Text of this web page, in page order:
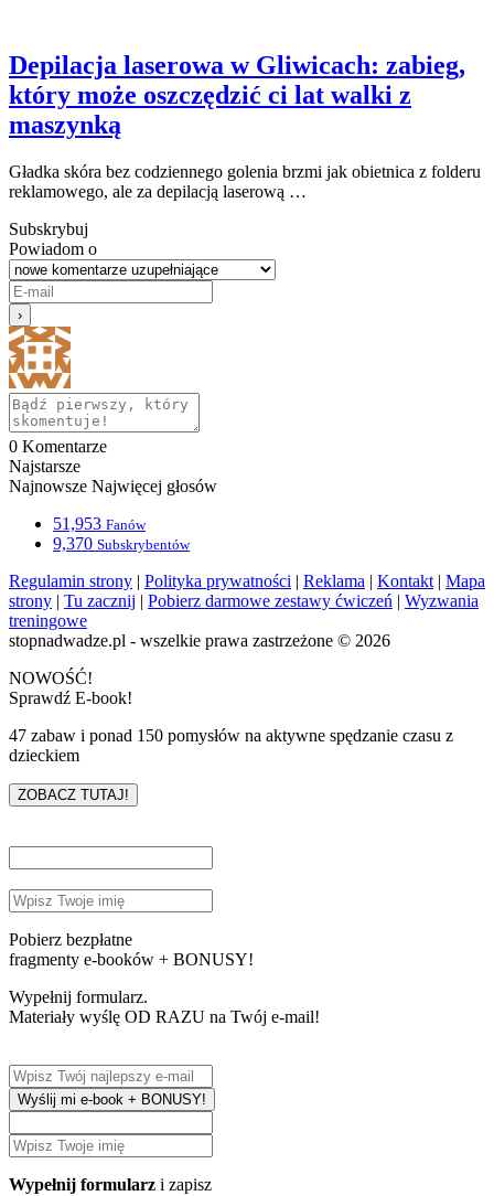
Depilacja laserowa w Gliwicach: zabieg,
który może oszczędzić ci lat walki z
maszynką
Gładka skóra bez codziennego golenia brzmi jak obietnica z folderu
reklamowego, ale za depilacją laserową …
Subskrybuj
Powiadom o
0 Komentarze
Najstarsze
Najnowsze Najwięcej głosów
51,953 Fanów
9,370 Subskrybentów
Regulamin strony | Polityka prywatności | Reklama | Kontakt | Mapa
strony | Tu zacznij | Pobierz darmowe zestawy ćwiczeń | Wyzwania
treningowe
stopnadwadze.pl - wszelkie prawa zastrzeżone © 2026
NOWOŚĆ!
Sprawdź E-book!
47 zabaw i ponad 150 pomysłów na aktywne spędzanie czasu z
dzieckiem
ZOBACZ TUTAJ!
Pobierz bezpłatne
fragmenty e-booków + BONUSY!
Wypełnij formularz.
Materiały wyślę OD RAZU na Twój e-mail!
Wyślij mi e-book + BONUSY!
Wypełnij formularz i zapisz